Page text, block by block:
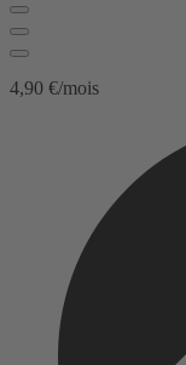
4,90 €/mois